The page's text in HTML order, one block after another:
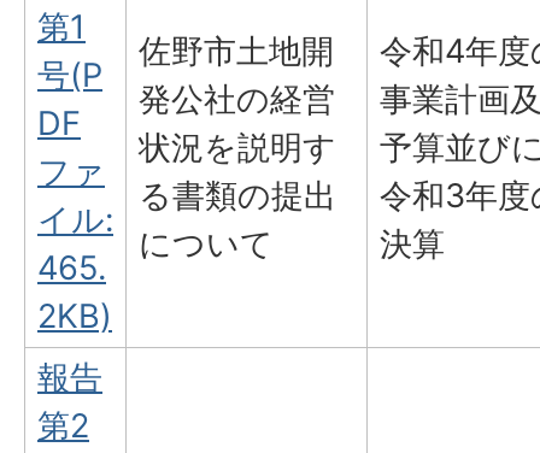
第1
号(P
DF
ファ
イル:
465.
2KB)
佐野市土地開
発公社の経営
状況を説明す
る書類の提出
について
令和4年度
事業計画
予算並び
令和3年度
決算
報告
第2